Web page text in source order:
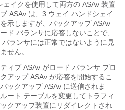
イクを使用して両方の ASAv 装置
ASAv は、3 ウェイ ハンドシェイ
示しますが、バックアップ ASAv
ド バランサに応答しないことで、
ランサには正常ではないように見
せん。
ィブ ASAv がロード バランサ プロ
アップ ASAv が応答を開始するこ
ックアップ ASAv に送信されま
ート テーブルを変更してトラフィ
クアップ装置にリダイレクトされ